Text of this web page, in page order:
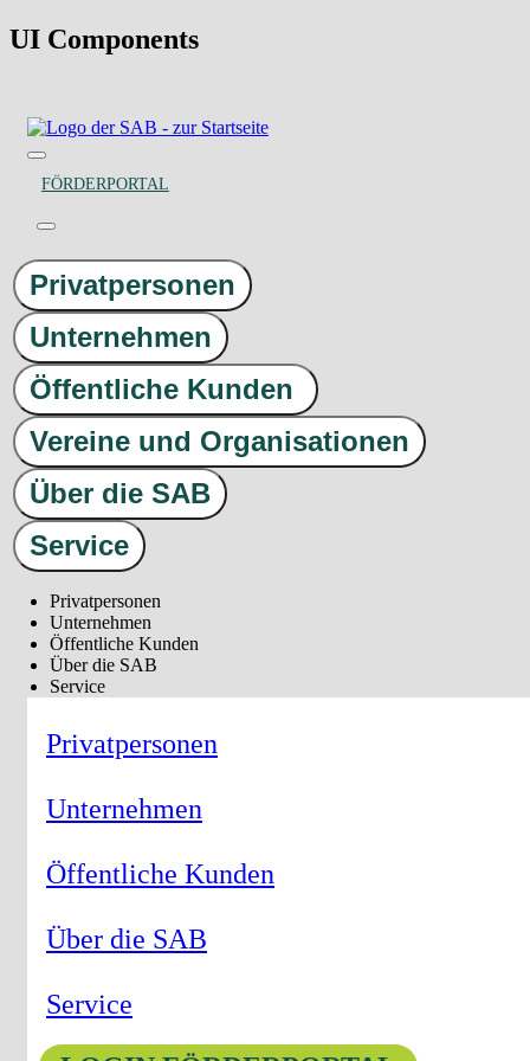
UI Components
FÖRDERPORTAL
Privatpersonen
Unternehmen
Öffentliche Kunden
Vereine und Organisationen
Über die SAB
Service
Privatpersonen
Unternehmen
Öffentliche Kunden
Über die SAB
Service
Privatpersonen
Unternehmen
Öffentliche Kunden
Über die SAB
Service